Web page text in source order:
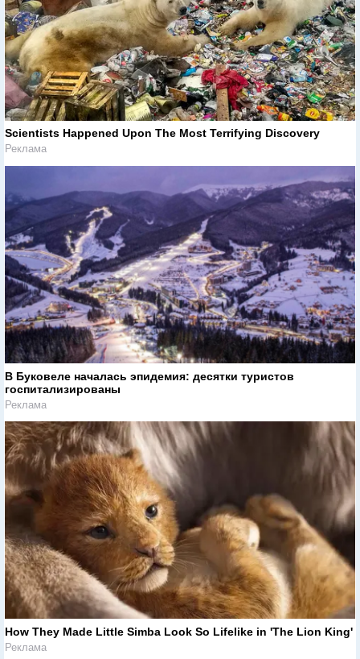
Scientists Happened Upon The Most Terrifying Discovery
Реклама
В Буковеле началась эпидемия: десятки туристов
госпитализированы
Реклама
How They Made Little Simba Look So Lifelike in 'The Lion King'
Реклама